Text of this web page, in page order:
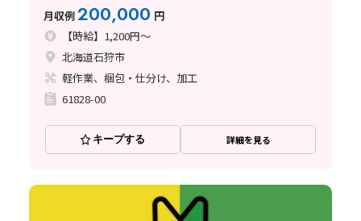
月収例200,000 円
【時給】1,200円～
北海道石狩市
軽作業、梱包・仕分け、加工
61828-00
キープする 詳細を見る